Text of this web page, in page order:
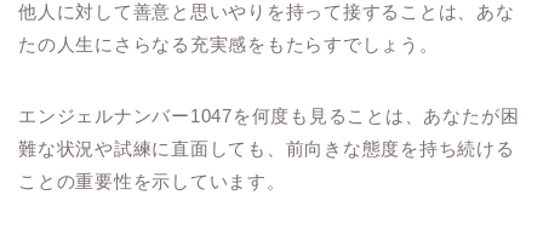
他人に対して善意と思いやりを持って接することは、あな
たの人生にさらなる充実感をもたらすでしょう。
エンジェルナンバー1047を何度も見ることは、あなたが困
難な状況や試練に直面しても、前向きな態度を持ち続ける
ことの重要性を示しています。